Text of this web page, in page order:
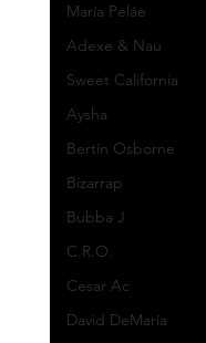
María Peláe
Adexe & Nau
Sweet California
Aysha
Bertín Osborne
Bizarrap
Bubba J
C.R.O.
Cesar Ac
David DeMaría